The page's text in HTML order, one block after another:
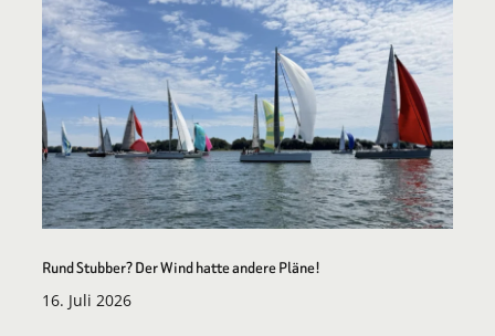
Rund Stubber? Der Wind hatte andere Pläne!
16. Juli 2026